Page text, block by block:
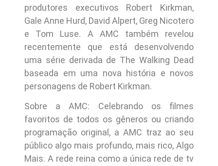
produtores executivos Robert Kirkman,
Gale Anne Hurd, David Alpert, Greg Nicotero
e Tom Luse. A AMC também revelou
recentemente que está desenvolvendo
uma série derivada de The Walking Dead
baseada em uma nova história e novos
personagens de Robert Kirkman.
Sobre a AMC: Celebrando os filmes
favoritos de todos os gêneros ou criando
programação original, a AMC traz ao seu
público algo mais profundo, mais rico, Algo
Mais. A rede reina como a única rede de tv